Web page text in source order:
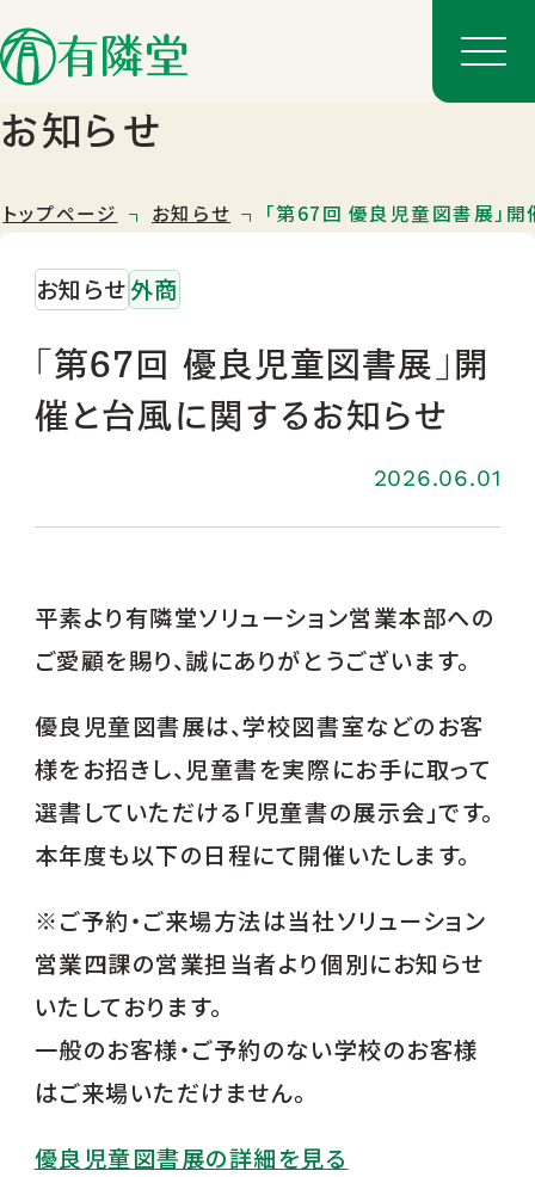
店舗一覧
お知らせ
トップページ お知らせ 「第67回 優良児童図書展」
お知らせ外商
「第67回 優良児童図書展」開
催と台風に関するお知らせ
2026.06.01
平素より有隣堂ソリューション営業本部への
ご愛顧を賜り、誠にありがとうございます。
優良児童図書展は、学校図書室などのお客
様をお招きし、児童書を実際にお手に取って
選書していただける「児童書の展示会」です。
本年度も以下の日程にて開催いたします。
※ご予約・ご来場方法は当社ソリューション
営業四課の営業担当者より個別にお知らせ
いたしております。
一般のお客様・ご予約のない学校のお客様
はご来場いただけません。
優良児童図書展の詳細を見る